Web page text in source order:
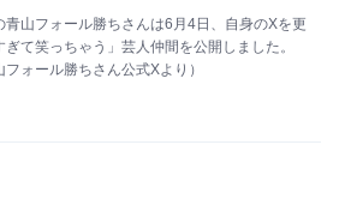
山フォール勝ちさんは6月4日、自身のXを更
て笑っちゃう」芸人仲間を公開しました。
ォール勝ちさん公式Xより）